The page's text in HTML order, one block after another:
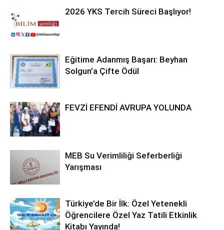
2026 YKS Tercih Süreci Başlıyor!
Eğitime Adanmış Başarı: Beyhan
Solgun’a Çifte Ödül
FEVZİ EFENDİ AVRUPA YOLUNDA
MEB Su Verimliliği Seferberliği
Yarışması
Türkiye’de Bir İlk: Özel Yetenekli
Öğrencilere Özel Yaz Tatili Etkinlik
Kitabı Yayında!